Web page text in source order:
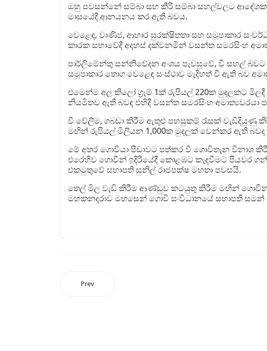
ඔහු පවසන්නේ සම්බා සහ කීරි සම්බා සහල්වලට ආදේශක
මාසයේදී ආනයනය කර ඇති බවය.
වෙළෙඳ, වාණිජ, ආහාර සුරක්ෂිතතා සහ සමූපාකාර
කාරක සභාවේදී අදහස් දක්වනමින් වසන්ත සමරසිංහ
පාර්ලිමේන්තු සන්නිවේදන අංශය පැවසුවේ, වී සහල්
සමූපාකාර තොග වෙළෙඳ සංස්ථාව මැදිහත් වී ඇති බව
එමෙන්ම අල කිලෝ ග්‍රෑම් 1ක් රුපියල් 220ක මුදලකට
නියමිතව ඇති බවඳ එහිදී වසන්ත සමරසිංහ අමාත්‍යවරයා
වී වේලීම, ගබඩා කිරීම ඇතුළු පහසුකම් රැසක් වැඩිදියුණු
මඟින් රුපියල් මිලියන 1,000ක මුදලක් වෙන්කර ඇති බවද
මේ අතර ගොවියා පීඩාවට පත්කර වී ගොවිතැන විනාශ
එරෙහිව ගොවීන් ඉදිරියේදී කොළඹට කැඳවීමට පියවර
එකටුතුවේ සභාපති සුනිල් රාජපක්ෂ මහතා පවසයි.
තෙල් මිල වැඩි කිරීම ආණ්ඩුව කටයුතු කිරීම මඟින් ගොවීන්
මහකනදරාව මහසෙන් ගොවි සංවිධානයේ සභාපති සමන්
Prev